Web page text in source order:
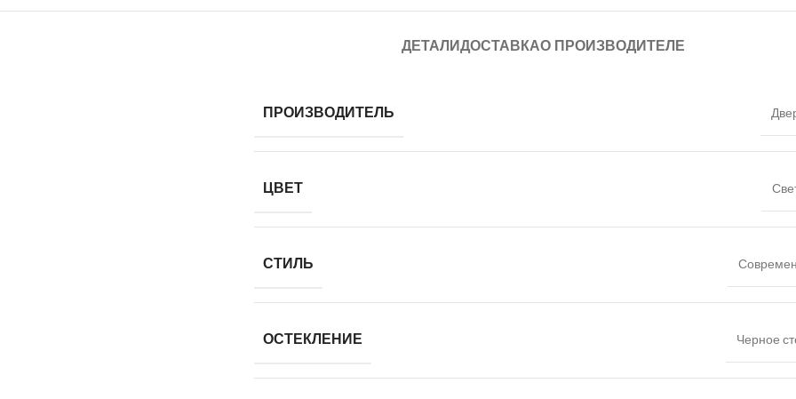
ДЕТАЛИДОСТАВКАО ПРОИЗВОДИТЕЛЕ
ПРОИЗВОДИТЕЛЬ
ЦВЕТ
СТИЛЬ
ОСТЕКЛЕНИЕ Черное